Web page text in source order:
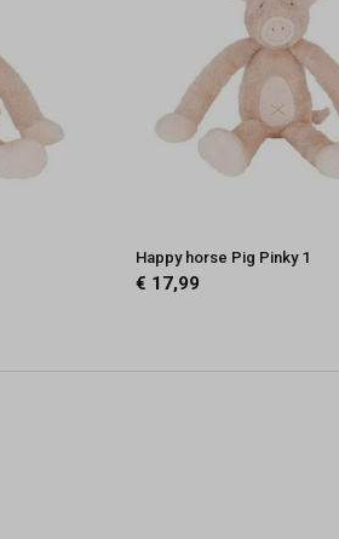
Happy horse Pig Pinky 1
€ 17,99